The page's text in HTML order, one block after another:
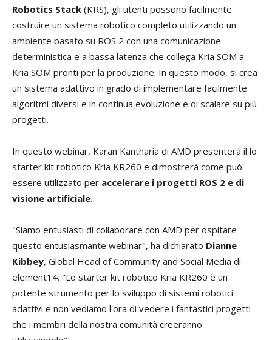
Robotics Stack (KRS), gli utenti possono facilmente
costruire un sistema robotico completo utilizzando un
ambiente basato su ROS 2 con una comunicazione
deterministica e a bassa latenza che collega Kria SOM a
Kria SOM pronti per la produzione. In questo modo, si crea
un sistema adattivo in grado di implementare facilmente
algoritmi diversi e in continua evoluzione e di scalare su più
progetti.
In questo webinar, Karan Kantharia di AMD presenterà il lo
starter kit robotico Kria KR260 e dimostrerà come può
essere utilizzato per accelerare i progetti ROS 2 e di
visione artificiale.
"Siamo entusiasti di collaborare con AMD per ospitare
questo entusiasmante webinar", ha dichiarato Dianne
Kibbey, Global Head of Community and Social Media di
element14. "Lo starter kit robotico Kria KR260 è un
potente strumento per lo sviluppo di sistemi robotici
adattivi e non vediamo l'ora di vedere i fantastici progetti
che i membri della nostra comunità creeranno